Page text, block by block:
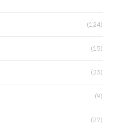
(124)
(15)
(23)
(9)
(27)